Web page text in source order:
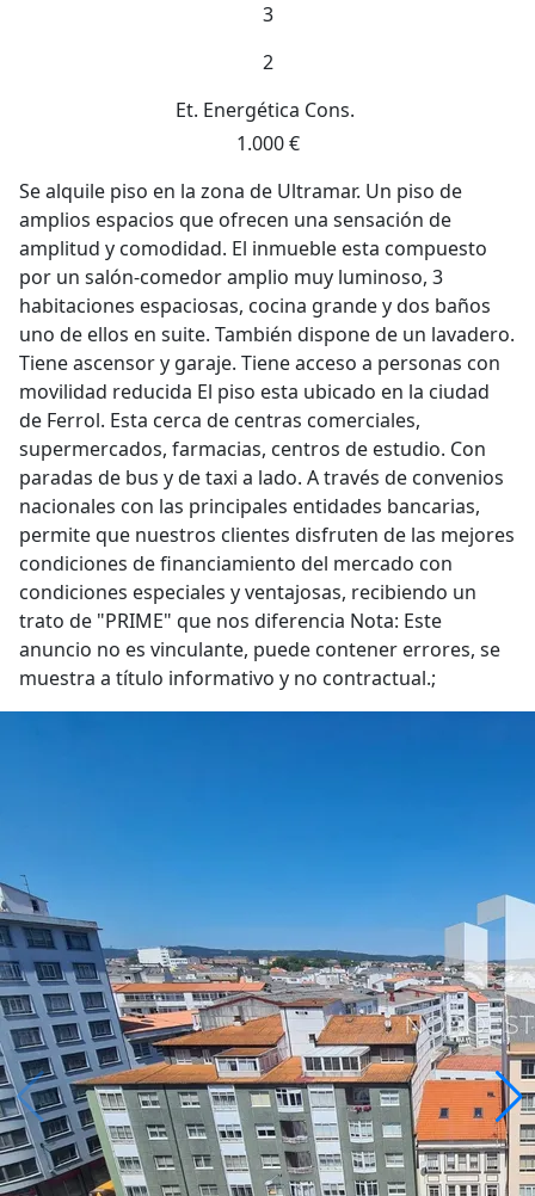
3
2
Et. Energética Cons.
1.000 €
Se alquile piso en la zona de Ultramar. Un piso de
amplios espacios que ofrecen una sensación de
amplitud y comodidad. El inmueble esta compuesto
por un salón-comedor amplio muy luminoso, 3
habitaciones espaciosas, cocina grande y dos baños
uno de ellos en suite. También dispone de un lavadero.
Tiene ascensor y garaje. Tiene acceso a personas con
movilidad reducida El piso esta ubicado en la ciudad
de Ferrol. Esta cerca de centras comerciales,
supermercados, farmacias, centros de estudio. Con
paradas de bus y de taxi a lado. A través de convenios
nacionales con las principales entidades bancarias,
permite que nuestros clientes disfruten de las mejores
condiciones de financiamiento del mercado con
condiciones especiales y ventajosas, recibiendo un
trato de "PRIME" que nos diferencia Nota: Este
anuncio no es vinculante, puede contener errores, se
muestra a título informativo y no contractual.;